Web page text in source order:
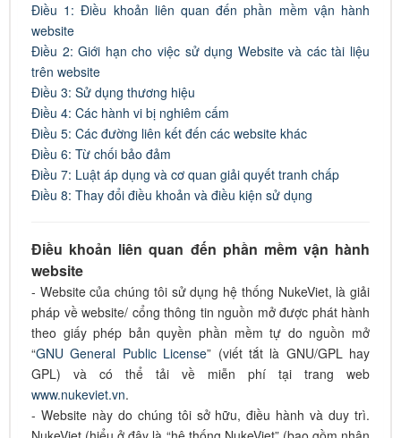
Điều 1: Điều khoản liên quan đến phần mềm vận hành
website
Điều 2: Giới hạn cho việc sử dụng Website và các tài liệu
trên website
Điều 3: Sử dụng thương hiệu
Điều 4: Các hành vi bị nghiêm cấm
Điều 5: Các đường liên kết đến các website khác
Điều 6: Từ chối bảo đảm
Điều 7: Luật áp dụng và cơ quan giải quyết tranh chấp
Điều 8: Thay đổi điều khoản và điều kiện sử dụng
Điều khoản liên quan đến phần mềm vận hành
website
- Website của chúng tôi sử dụng hệ thống NukeViet, là giải
pháp về website/ cổng thông tin nguồn mở được phát hành
theo giấy phép bản quyền phần mềm tự do nguồn mở
“GNU General Public License” (viết tắt là GNU/GPL hay
GPL) và có thể tải về miễn phí tại trang web
www.nukeviet.vn.
- Website này do chúng tôi sở hữu, điều hành và duy trì.